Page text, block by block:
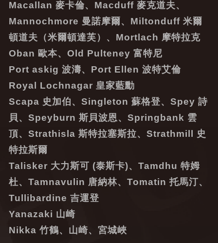
Macallan 麥卡倫、Macduff 麥克道夫、
Mannochmore 曼諾摩爾、Miltonduff 米爾
頓道夫（米爾頓達芙）、Mortlach 摩特拉克
Oban 歐本、Old Pulteney 富特尼
Port askig 波濤、Port Ellen 波特艾倫
Royal Lochnagar 皇家藍勳
Scapa 史加伯、Singleton 蘇格登、Spey 詩
貝、Speyburn 斯貝波恩、Springbank 雲
頂、Strathisla 斯特拉塞斯拉、Strathmill 史
特拉斯爾
Talisker 大力斯可 (泰斯卡)、Tamdhu 特姆
杜、Tamnavulin 唐納林、Tomatin 托馬汀、
Tullibardine 吉運登
Yanazaki 山崎
Nikka 竹鶴、山崎、宮城峽